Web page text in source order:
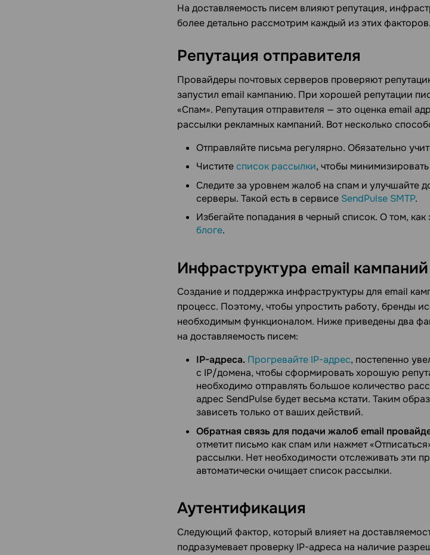
На доставляемость писем влияют репутация,
более детально рассмотрим каждый из этих факторов.
Репутация отправителя
Провайдеры почтовых серверов проверяют
запустил email кампанию. При хорошей репутации
«Спам». Репутация отправителя — это оценка email
рассылки рекламных кампаний. Вот несколько
Отправляйте письма регулярно. Обязательно
Чиститесписок рассылки, чтобы минимизировать
Следите за уровнем жалоб на спам и улучшайте
серверы. Такой есть в сервисе SendPulse SMTP.
Избегайте попадания в черный список. О том, как
блоге.
Инфраструктура email кампаний
Создание и поддержка инфраструктуры для email
процесс. Поэтому, чтобы упростить работу, бренды
необходимым функционалом. Ниже приведены два
на доставляемость писем:
IP-адреса. Прогревайте IP-адрес, постепенно
с IP/домена, чтобы сформировать хорошую
необходимо отправлять большое количество
адрес SendPulse будет весьма кстати. Таким
зависеть только от ваших действий.
Обратная связь для подачи жалоб email
отметит письмо как спам или нажмет
рассылки. Нет необходимости отслеживать эти
автоматически очищает список рассылки.
Аутентификация
Следующий фактор, который влияет на
подразумевает проверку IP-адреса на наличие